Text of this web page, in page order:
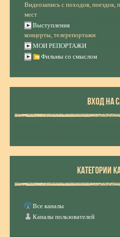
Видеозапись с походов, поездок,
мест
Выступления
концерты, телерепортажи
МОИ РЕПОРТАЖИ
Фильмы со смыслом
ВХОД НА
КАТЕГОРИИ
Все каналы
Каналы пользователей